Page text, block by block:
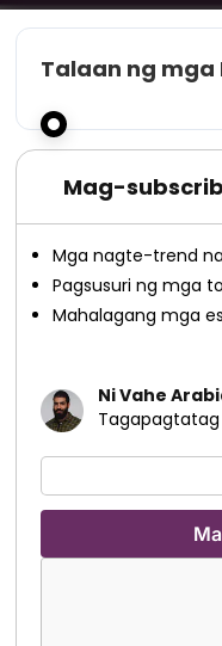
Talaan ng mga
Mag-
Mga nagte-trend
Pagsusuri ng mga
Mahalagang mga
Ni Vahe
Tagapagtatag